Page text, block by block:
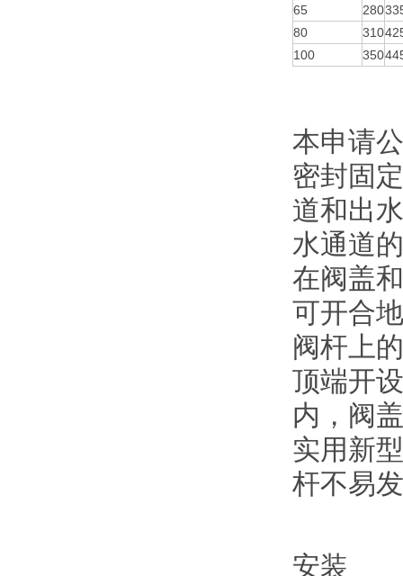
65
280
80
310
100
350
本申请
密封固
道和出
水通道
在阀盖
可开合
阀杆上
顶端开
内，阀
实用新
杆不易
安装